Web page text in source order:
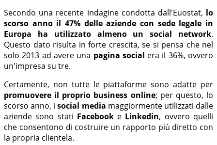
Secondo una recente indagine condotta dall'Euostat, lo
scorso anno il 47% delle aziende con sede legale in
Europa ha utilizzato almeno un social network.
Questo dato risulta in forte crescita, se si pensa che nel
solo 2013 ad avere una pagina social era il 36%, ovvero
un'impresa su tre.
Certamente, non tutte le piattaforme sono adatte per
promuovere il proprio business online; per questo, lo
scorso anno, isocial media maggiormente utilizzati dalle
aziende sono stati Facebooke Linkedin, ovvero quelli
che consentono di costruire un rapporto più diretto con
la propria clientela.